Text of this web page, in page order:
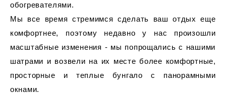
обогревателями.
Мы все время стремимся сделать ваш отдых еще
комфортнее, поэтому недавно у нас произошли
масштабные изменения - мы попрощались с нашими
шатрами и возвели на их месте более комфортные,
просторные и теплые бунгало с панорамными
окнами.